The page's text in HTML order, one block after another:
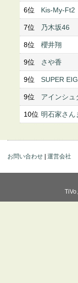
6位 Kis-My-Ft2
7位 乃木坂46
8位 櫻井翔
9位 さや香
9位 SUPER
9位 アインシュ
10位 明石家さん
お問い合わせ 運営会社